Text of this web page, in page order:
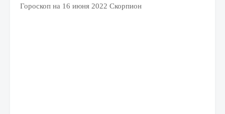
Гороскоп на 16 июня 2022 Скорпион